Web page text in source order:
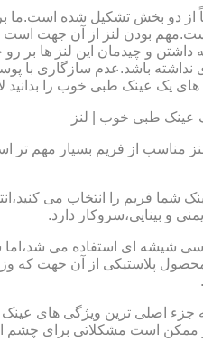
از دو بخش تشکیل شده است.ما
بودن لنز از آن جهت است
داشتن و چیدمان این لنز ها
نداشته باشد.عدم سازگاری با
های یک عینک طبی خوب را بدانید
عینک طبی خوب | لنز
مناسب از فریم بسیار مهم تر
شما فریم را انتخاب می
و بینایی،سروکار دارد.
محصول پلاستیکی از آن جهت که
ممکن است مشکلاتی برای چشم او